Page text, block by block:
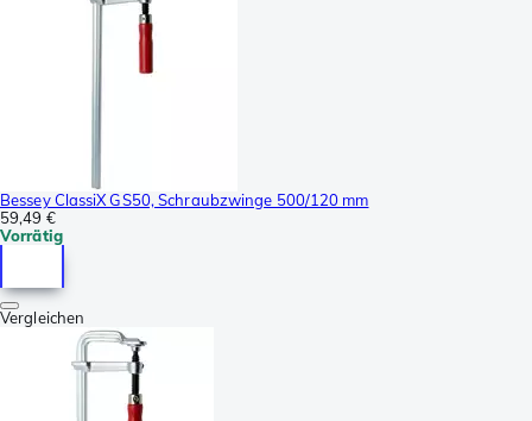
Bessey ClassiX GS50, Schraubzwinge 500/120 mm
59,49 €
Vorrätig
Vergleichen